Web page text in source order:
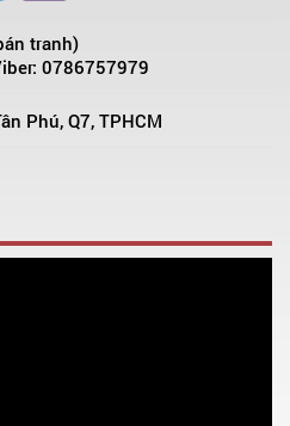
tranh)
0786757979
Phú, Q7, TPHCM